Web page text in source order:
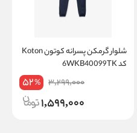
شلوار گرمکن پسرانه کوتون Koton
کد 6WKB40099TK
3,299,000
52%
1,599,000